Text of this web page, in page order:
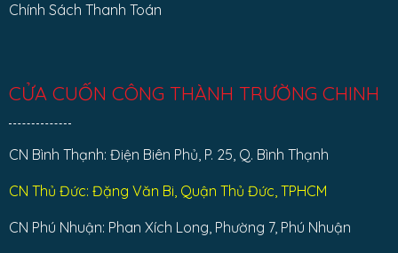
Chính Sách Thanh Toán
CỬA CUỐN CÔNG THÀNH TRƯỜNG CHINH
CN Bình Thạnh: Điện Biên Phủ, P. 25, Q. Bình Thạnh
CN Thủ Đức: Đặng Văn Bi, Quận Thủ Đức, TPHCM
CN Phú Nhuận: Phan Xích Long, Phường 7, Phú Nhuận